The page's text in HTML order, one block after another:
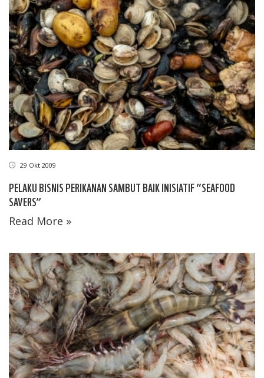
29 Okt 2009
PELAKU BISNIS PERIKANAN SAMBUT BAIK INISIATIF “SEAFOOD
SAVERS”
Read More »